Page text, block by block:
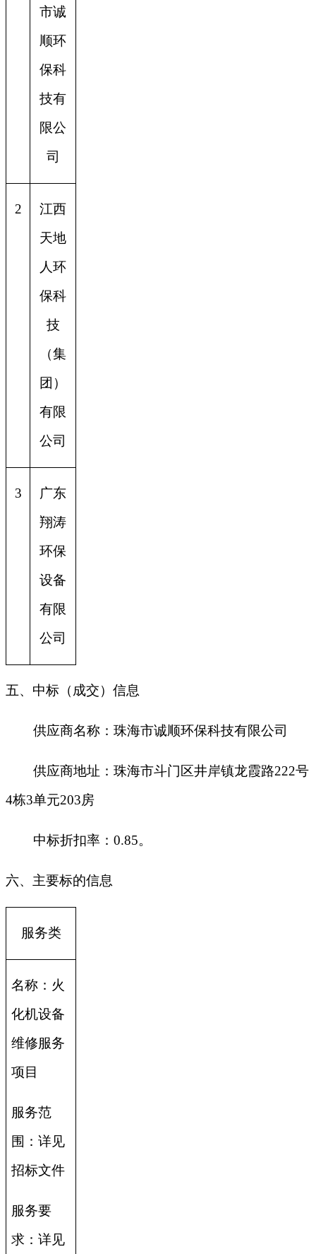
市诚
顺环
保科
技有
限公
司
2
江西
天地
人环
保科
技
（集
团）
有限
公司
3
广东
翔涛
环保
设备
有限
公司
五、中标（成交）信息
供应商名称：珠海市诚顺环保科技有限公司
供应商地址：珠海市斗门区井岸镇龙霞路222号
4栋3单元203房
中标折扣率：0.85。
六、主要标的信息
服务类
名称：火
化机设备
维修服务
项目
服务范
围：详见
招标文件
服务要
求：详见